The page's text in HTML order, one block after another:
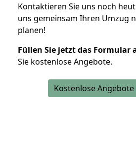
Kontaktieren Sie uns noch
uns gemeinsam Ihren Umzug
planen!
Füllen Sie jetzt das Formular
Sie kostenlose Angebote.
Kostenlose